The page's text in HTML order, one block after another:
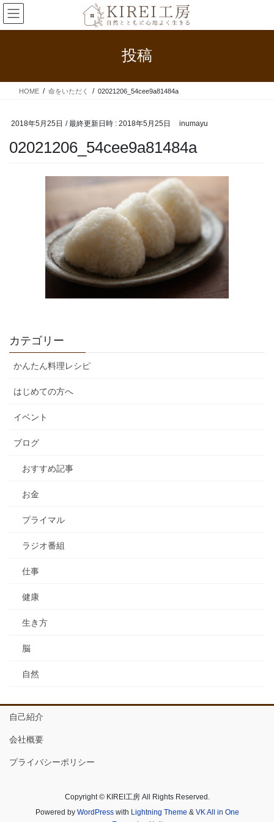
コ
ン
テ
ス
ナ
ビ
ゲ
ン
投稿
HOME 命をいただく 02021206_54cee9a81484a
2018年5月25日 / 最終更新日時 : 2018年5月25日 inumayu
02021206_54cee9a81484a
カテゴリー
かんたん料理レシピ
はじめての方へ
イベント
ブログ
おすすめ記事
お金
プライマル
ラジオ番組
仕事
健康
生き方
脳
自然
自己紹介
会社概要
プライバシーポリシー
Copyright © KIREI工房 All Rights Reserved.
Powered by WordPresswith Lightning Theme & VK All in One